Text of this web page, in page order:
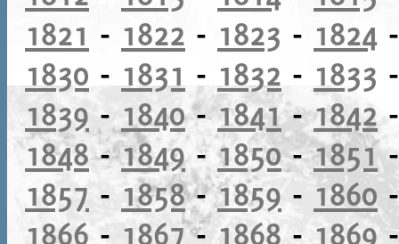
1821 - 1822 - 1823 - 1824
1830 - 1831 - 1832 - 1833
1839 - 1840-1841-1842
1848-1849- 1850-1851
1857 - 1858-1859 - 1860
1866 - 1867-1868- 1869